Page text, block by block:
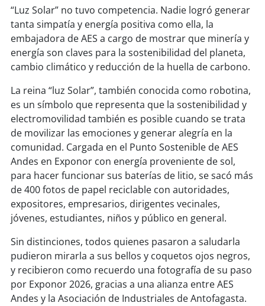
soycopiapó
soyvalparaíso
soy quillota
soysanantonio
soychillán
soysancarlos
soytalcahuano
soyconcepción
soycoronel
soyarauco
soytemuco
“Luz Solar” no tuvo competencia. Nadie logró generar
tanta simpatía y energía positiva como ella, la
embajadora de AES a cargo de mostrar que minería y
energía son claves para la sostenibilidad del planeta,
cambio climático y reducción de la huella de carbono.
La reina “luz Solar”, también conocida como robotina,
es un símbolo que representa que la sostenibilidad y
electromovilidad también es posible cuando se trata
de movilizar las emociones y generar alegría en la
comunidad. Cargada en el Punto Sostenible de AES
Andes en Exponor con energía proveniente de sol,
para hacer funcionar sus baterías de litio, se sacó más
de 400 fotos de papel reciclable con autoridades,
expositores, empresarios, dirigentes vecinales,
jóvenes, estudiantes, niños y público en general.
Sin distinciones, todos quienes pasaron a saludarla
pudieron mirarla a sus bellos y coquetos ojos negros,
y recibieron como recuerdo una fotografía de su paso
por Exponor 2026, gracias a una alianza entre AES
Andes y la Asociación de Industriales de Antofagasta.